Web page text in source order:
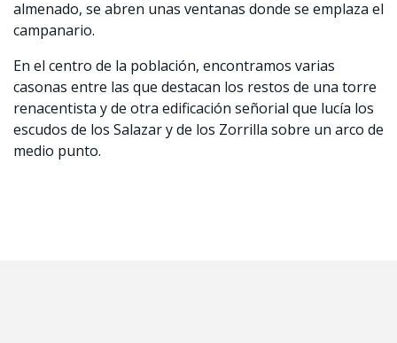
almenado, se abren unas ventanas donde se emplaza el
campanario.
En el centro de la población, encontramos varias
casonas entre las que destacan los restos de una torre
renacentista y de otra edificación señorial que lucía los
escudos de los Salazar y de los Zorrilla sobre un arco de
medio punto.